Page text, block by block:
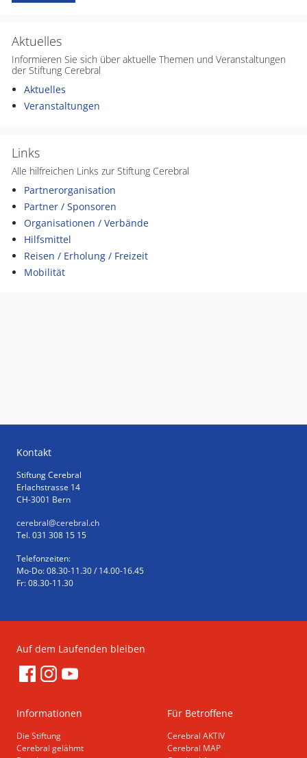
Aktuelles
Informieren Sie sich über aktuelle Themen und Veranstaltungen
der Stiftung Cerebral
Aktuelles
Veranstaltungen
Links
Alle hilfreichen Links zur Stiftung Cerebral
Partnerorganisation
Partner / Sponsoren
Organisationen / Verbände
Hilfsmittel
Reisen / Erholung / Freizeit
Mobilität
Kontakt
Stiftung Cerebral
Erlachstrasse 14
CH-3001 Bern
cerebral@cerebral.ch
Tel. 031 308 15 15
Telefonzeiten:
Mo-Do: 08.30-11.30 / 14.00-16.45
Fr: 08.30-11.30
Auf dem Laufenden bleiben
Informationen
Die Stiftung
Cerebral gelähmt
Für Betroffene
Cerebral AKTIV
Cerebral MAP